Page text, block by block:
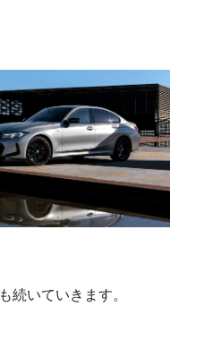
続いていきます。